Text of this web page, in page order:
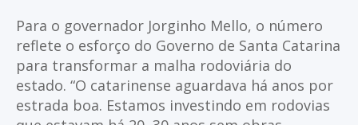
Para o governador Jorginho Mello, o número
reflete o esforço do Governo de Santa Catarina
para transformar a malha rodoviária do
estado. “O catarinense aguardava há anos por
estrada boa. Estamos investindo em rodovias